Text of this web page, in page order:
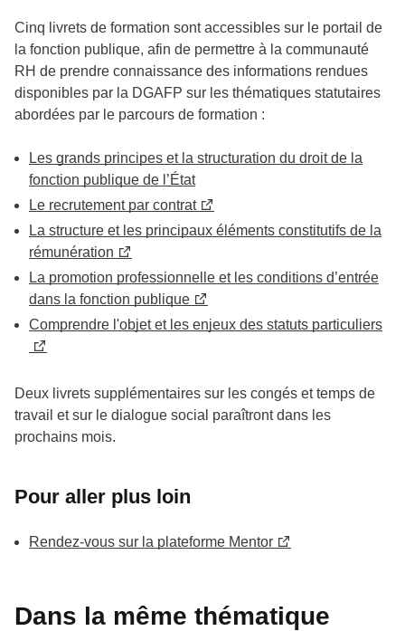
Cinq livrets de formation sont accessibles sur le portail de
la fonction publique, afin de permettre à la communauté
RH de prendre connaissance des informations rendues
disponibles par la DGAFP sur les thématiques statutaires
abordées par le parcours de formation :
Les grands principes et la structuration du droit de la
fonction publique de l’État
Le recrutement par contrat
La structure et les principaux éléments constitutifs de la
rémunération
La promotion professionnelle et les conditions d’entrée
dans la fonction publique
Comprendre l'objet et les enjeux des statuts particuliers
Deux livrets supplémentaires sur les congés et temps de
travail et sur le dialogue social paraîtront dans les
prochains mois.
Pour aller plus loin
Rendez-vous sur la plateforme Mentor
Dans la même thématique